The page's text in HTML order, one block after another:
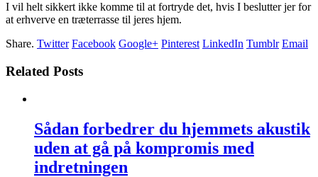
I vil helt sikkert ikke komme til at fortryde det, hvis I beslutter jer for
at erhverve en træterrasse til jeres hjem.
Share. Twitter Facebook Google+ Pinterest LinkedIn Tumblr Email
Related Posts
Sådan forbedrer du hjemmets akustik
uden at gå på kompromis med
indretningen